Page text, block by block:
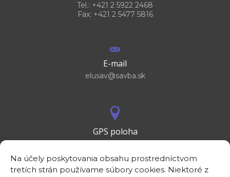
Na účely poskytovania obsahu prostredníctvom
tretích strán používame súbory cookies. Niektoré z
Tel.: +421 2 5922 2468
Fax: +421 2 5477 5816
E-mail
elusav@savba.sk
GPS poloha